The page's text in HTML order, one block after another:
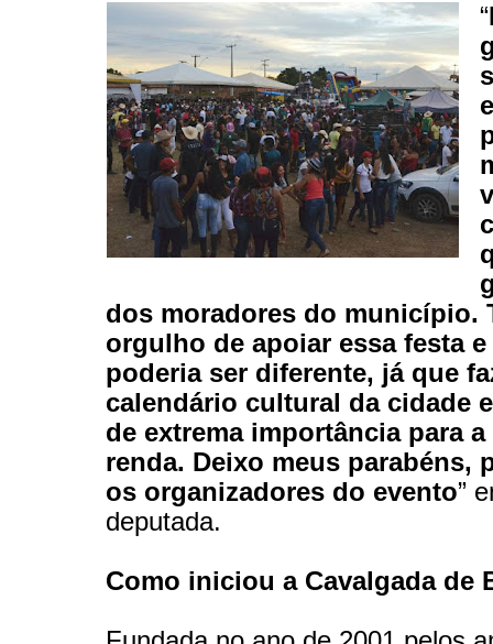
“
dos moradores do município.
orgulho de apoiar essa festa e
poderia ser diferente, já que
calendário cultural da cidade
de extrema importância para
renda. Deixo meus parabéns,
os organizadores do evento”
deputada.
Como iniciou a Cavalgada de